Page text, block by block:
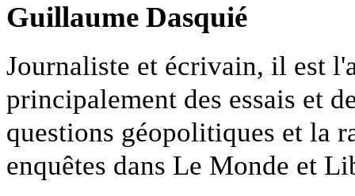
Guillaume Dasquié
Journaliste et écrivain, il est
principalement des essais et
questions géopolitiques et la
enquêtes dans Le Monde et